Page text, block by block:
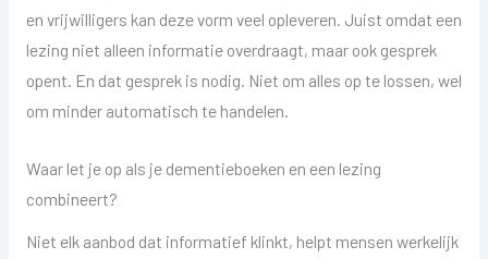
en vrijwilligers kan deze vorm veel opleveren. Juist omdat een
lezing niet alleen informatie overdraagt, maar ook gesprek
opent. En dat gesprek is nodig. Niet om alles op te lossen, wel
om minder automatisch te handelen.
Waar let je op als je dementieboeken en een lezing
combineert?
Niet elk aanbod dat informatief klinkt, helpt mensen werkelijk